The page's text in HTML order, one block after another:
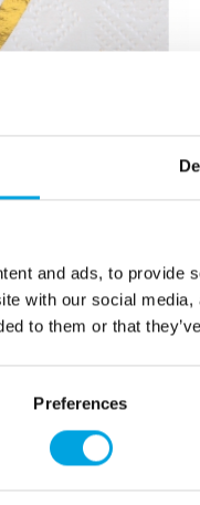
and ads, to provide
with our social
to them or that
Preferences